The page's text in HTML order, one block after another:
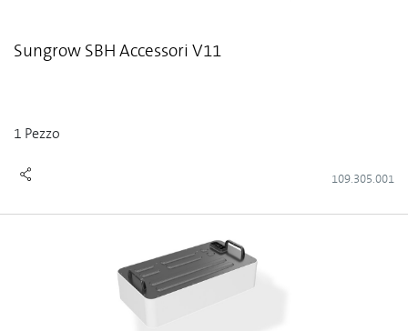
Sungrow SBH Accessori V11
109.305.001
1 Pezzo